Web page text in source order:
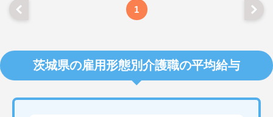
1
茨城県の雇用形態別介護職の平均給与